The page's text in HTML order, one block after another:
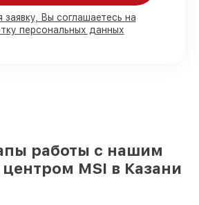
с возможностью
быстро и без задержек, при
восстановление началось
заявку, Вы соглашаетесь на
персональных данных
работы с нашим
MSI в Казани